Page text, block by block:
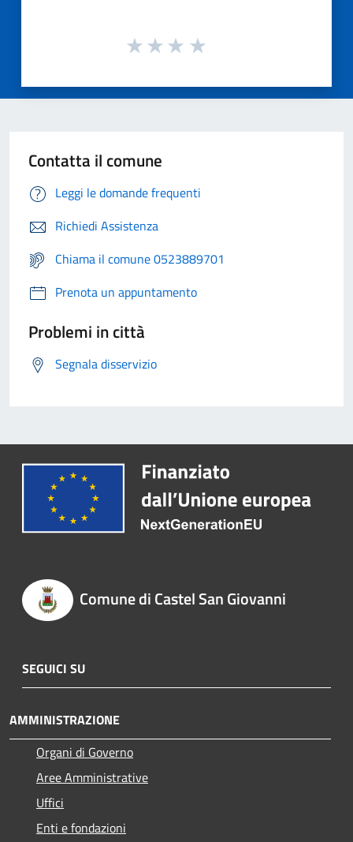
Contatta il comune
Leggi le domande frequenti
Richiedi Assistenza
Chiama il comune 0523889701
Prenota un appuntamento
Problemi in città
Segnala disservizio
Comune di Castel San Giovanni
SEGUICI SU
AMMINISTRAZIONE
Organi di Governo
Aree Amministrative
Uffici
Enti e fondazioni